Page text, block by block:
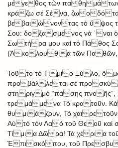
μέγεθος τῶν παθημά
κράζω σέ Σένα, ζωοδότα
βεβαιώνοντας τό ὕψος
Σου: δοξασμένος νά ᾿ναι
Σωτήρα μου καί τό Πάθος
(Ἀκολουθία τῶν Παθῶν,
Τοῦτο τό Τίμιο Ξύλο, ὅ
προβάλλεται σέ προσκύ
στηριγμό “πάσης πνο
τρεμάμενα Τό κρατοῦν.
θυμιάζουν, Τό χαιρε
Αὐτό τόν Λαό τοῦ Θεοῦ καί
Τίμια Δῶρα! Τά χέρια
Ἐπισκόπου, τοῦ Πρεσβυ